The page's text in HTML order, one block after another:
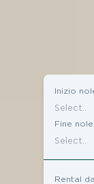
Inizio
Fine
Rental